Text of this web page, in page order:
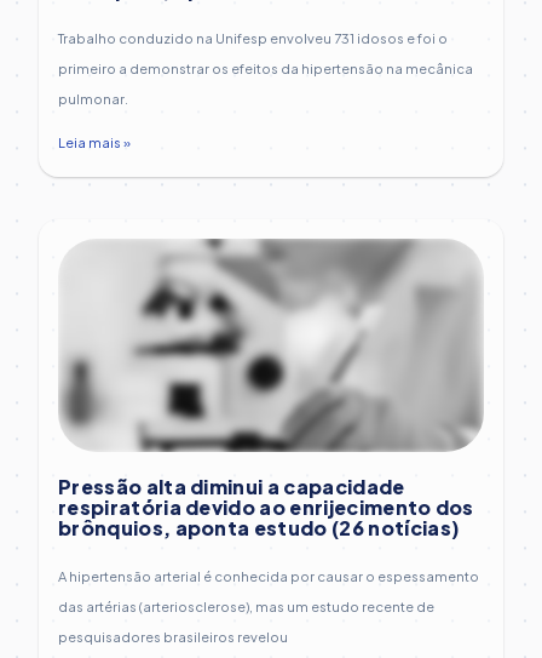
Trabalho conduzido na Unifesp envolveu 731 idosos e foi o
primeiro a demonstrar os efeitos da hipertensão na mecânica
pulmonar.
Leia mais »
Pressão alta diminui a capacidade
respiratória devido ao enrijecimento dos
brônquios, aponta estudo (26 notícias)
A hipertensão arterial é conhecida por causar o espessamento
das artérias (arteriosclerose), mas um estudo recente de
pesquisadores brasileiros revelou